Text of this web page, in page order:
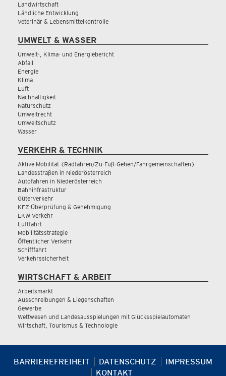
Landwirtschaft
Ländliche Entwicklung
Veterinär & Lebensmittelkontrolle
UMWELT & WASSER
Umwelt-, Klima- und Energiebericht
Abfall
Energie
Klima
Luft
Nachhaltigkeit
Naturschutz
Umweltrecht
Umweltschutz
Wasser
VERKEHR & TECHNIK
Aktive Mobilität (Radfahren/Zu-Fuß-Gehen/Fahrgemeinschaften)
Landesstraßen in Niederösterreich
Autofahren in Niederösterreich
Bahninfrastruktur
Güterverkehr
KFZ-Überprüfung & Genehmigung
LKW Verkehr
Luftfahrt
Mobilitätsstrategie
Öffentlicher Verkehr
Schifffahrt
Verkehrssicherheit
WIRTSCHAFT & ARBEIT
Arbeitsmarkt
Ausschreibungen & Liegenschaften
Gewerbe
Wettwesen und Landesausspielungen mit Glücksspielautomaten
Wirtschaft, Tourismus & Technologie
BARRIEREFREIHEIT DATENSCHUTZ
IMPRESSUM
KONTAKT